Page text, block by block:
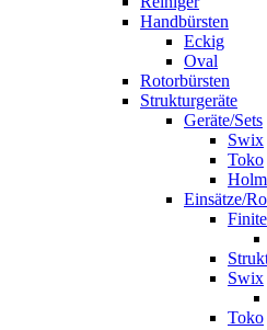
Handbürsten
Eckig
Oval
Rotorbürsten
Strukturgeräte
Geräte/Sets
Swix
Toko
Einsätze/
Finite
Swix
Toko